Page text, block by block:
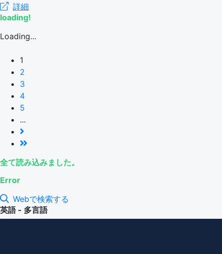
詳細
loading!
Loading...
1
2
3
4
5
...
全て読み込みました。
Error
Webで検索する
英語 - 多言語